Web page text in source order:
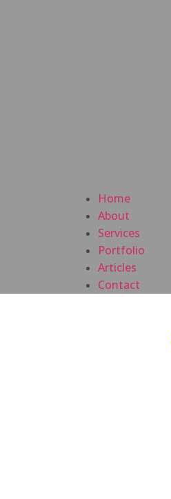
Home
About
Services
Portfolio
Articles
Contact